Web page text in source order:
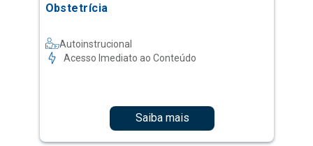
Obstetrícia
Autoinstrucional
Acesso Imediato ao Conteúdo
Saiba mais